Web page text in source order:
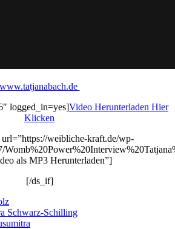
www.tatjanabach.de
logged_in=yes]Video Herunterladen Hier
Klicken
weibliche-kraft.de/wp-
als MP3 Herunterladen”]
[/ds_if]
Schwarz-Schilling